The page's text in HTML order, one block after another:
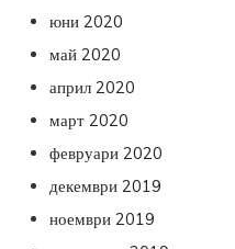
юни 2020
май 2020
април 2020
март 2020
февруари 2020
декември 2019
ноември 2019